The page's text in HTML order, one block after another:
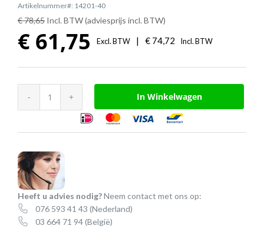
Artikelnummer#: 14201-40
€ 78,65 Incl. BTW (adviesprijs incl. BTW)
€ 61,75 Excl. BTW | € 74,72 Incl. BTW
LINK
(Panasonic)
aantal
In Winkelwagen
Heeft u advies nodig?Neem contact met ons op:
076 593 41 43 (Nederland)
03 664 71 94(België)